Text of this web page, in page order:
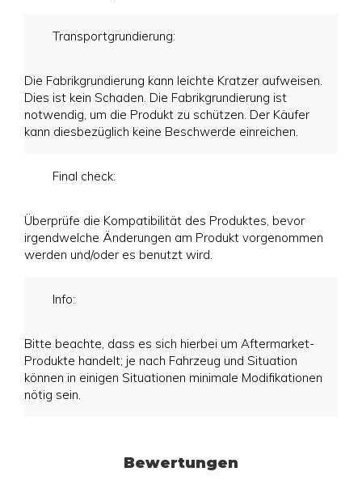
Transportgrundierung:
Die Fabrikgrundierung kann leichte Kratzer aufweisen.
Dies ist kein Schaden. Die Fabrikgrundierung ist
notwendig, um die Produkt zu schützen. Der Käufer
kann diesbezüglich keine Beschwerde einreichen.
Final check:
Überprüfe die Kompatibilität des Produktes, bevor
irgendwelche Änderungen am Produkt vorgenommen
werden und/oder es benutzt wird.
Info:
Bitte beachte, dass es sich hierbei um Aftermarket-
Produkte handelt; je nach Fahrzeug und Situation
können in einigen Situationen minimale Modifikationen
nötig sein.
Bewertungen